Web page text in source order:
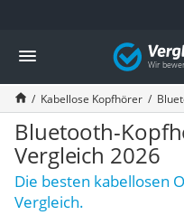
Die beliebtesten Vergleiche
Elektronik
Powerstation
Monitor 32 Zoll 4K
Fernseher
Drucker
Desktop-PC
Monitor
Diascanner
Vergleich
Kabellose Kopfhörer
Bluetooth-
Vergleich 2026
Die besten kabellosen
Vergleich.